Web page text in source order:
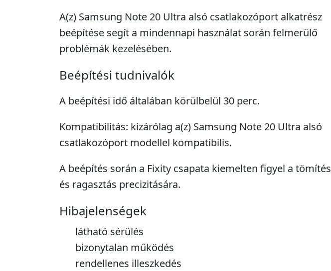
A(z) Samsung Note 20 Ultra alsó csatlakozóport alkatrész
beépítése segít a mindennapi használat során felmerülő
problémák kezelésében.
Beépítési tudnivalók
A beépítési idő általában körülbelül 30 perc.
Kompatibilitás: kizárólag a(z) Samsung Note 20 Ultra alsó
csatlakozóport modellel kompatibilis.
A beépítés során a Fixity csapata kiemelten figyel a tömítés
és ragasztás precizitására.
Hibajelenségek
látható sérülés
bizonytalan működés
rendellenes illeszkedés